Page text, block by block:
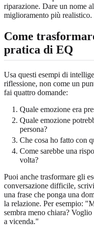
riparazione. Dare un nome
miglioramento più realistico.
Come
pratica di EQ
Usa questi esempi di
riflessione, non come un
fai quattro domande:
Quale emozione era
Quale emozione
persona?
Che cosa ho fatto con
Come sarebbe una
volta?
Puoi anche trasformare gli
conversazione difficile,
una frase che ponga una
la relazione. Per esempio:
sembra meno chiara?
a vicenda."